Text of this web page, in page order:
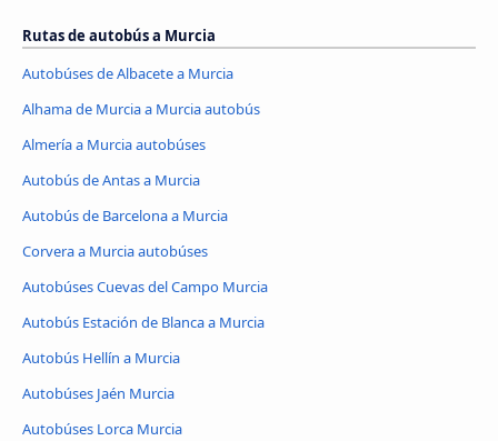
Rutas de autobús a Murcia
Autobúses de Albacete a Murcia
Alhama de Murcia a Murcia autobús
Almería a Murcia autobúses
Autobús de Antas a Murcia
Autobús de Barcelona a Murcia
Corvera a Murcia autobúses
Autobúses Cuevas del Campo Murcia
Autobús Estación de Blanca a Murcia
Autobús Hellín a Murcia
Autobúses Jaén Murcia
Autobúses Lorca Murcia